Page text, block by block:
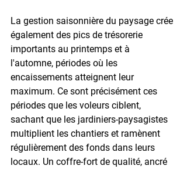
La gestion saisonnière du paysage crée
également des pics de trésorerie
importants au printemps et à
l'automne, périodes où les
encaissements atteignent leur
maximum. Ce sont précisément ces
périodes que les voleurs ciblent,
sachant que les jardiniers-paysagistes
multiplient les chantiers et ramènent
régulièrement des fonds dans leurs
locaux. Un coffre-fort de qualité, ancré